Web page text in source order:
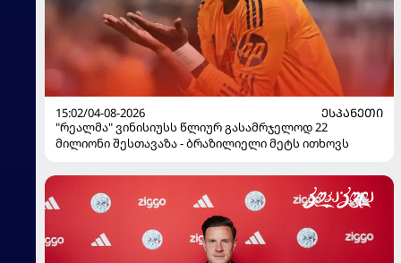
15:02/04-08-2026
ᲔᲡᲞᲐᲜᲔᲗᲘ
"რეალმა" ვინისიუსს წლიურ გასამრჯელოდ 22
მილიონი შესთავაზა - ბრაზილიელი მეტს ითხოვს